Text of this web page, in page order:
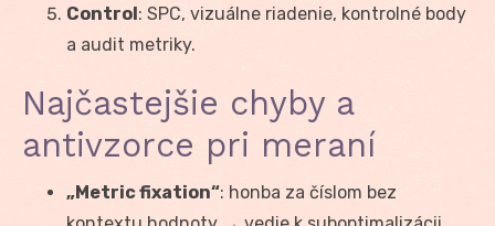
Control: SPC, vizuálne riadenie, kontrolné body
a audit metriky.
Najčastejšie chyby a
antivzorce pri meraní
„Metric fixation“: honba za číslom bez